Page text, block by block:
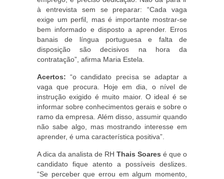
à entrevista sem se preparar: “Cada vaga
exige um perfil, mas é importante mostrar-se
bem informado e disposto a aprender. Erros
banais de língua portuguesa e falta de
disposição são decisivos na hora da
contratação”, afirma Maria Estela.
Acertos: “o candidato precisa se adaptar a
vaga que procura. Hoje em dia, o nível de
instrução exigido é muito maior. O ideal é se
informar sobre conhecimentos gerais e sobre o
ramo da empresa. Além disso, assumir quando
não sabe algo, mas mostrando interesse em
aprender, é uma característica positiva”.
A dica da analista de RH Thais Soares é que o
candidato fique atento a possíveis deslizes.
“Se perceber que errou em algum momento,